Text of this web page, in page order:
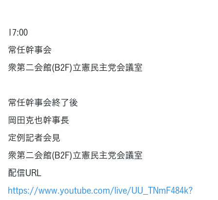
17:00
常任幹事会
衆第二会館(B2F)立憲民主党会議室
常任幹事会終了後
岡田克也幹事長
定例記者会見
衆第二会館(B2F)立憲民主党会議室
配信URL
https://www.youtube.com/live/UU_TNmF484k?